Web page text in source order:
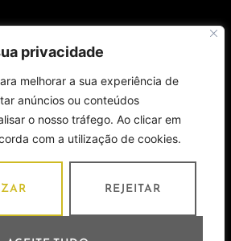
privacidade
melhorar a sua experiência de
anúncios ou conteúdos
o nosso tráfego. Ao clicar em
com a utilização de cookies.
REJEITAR